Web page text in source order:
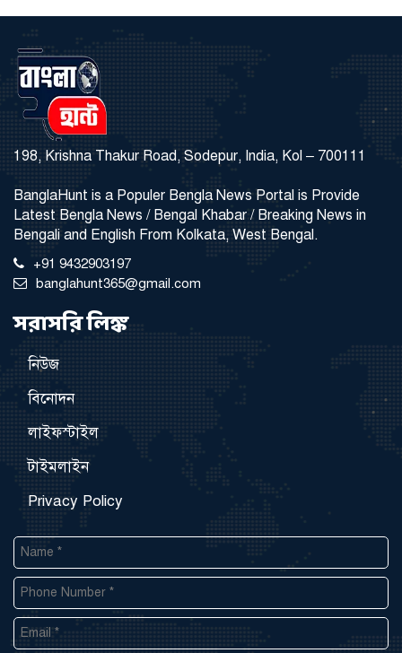
198, Krishna Thakur Road, Sodepur, India, Kol – 700111
BanglaHunt is a Populer Bengla News Portal is Provide
Latest Bengla News / Bengal Khabar / Breaking News in
Bengali and English From Kolkata, West Bengal.
+91 9432903197
banglahunt365@gmail.com
সরাসরি লিঙ্ক
নিউজ
বিনোদন
লাইফস্টাইল
টাইমলাইন
Privacy Policy